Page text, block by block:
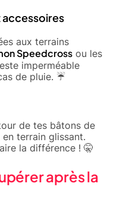
aux terrains
Speedcross ou les
imperméable
de pluie. ☔
de tes bâtons de
terrain glissant.
la différence ! 🤫
après la